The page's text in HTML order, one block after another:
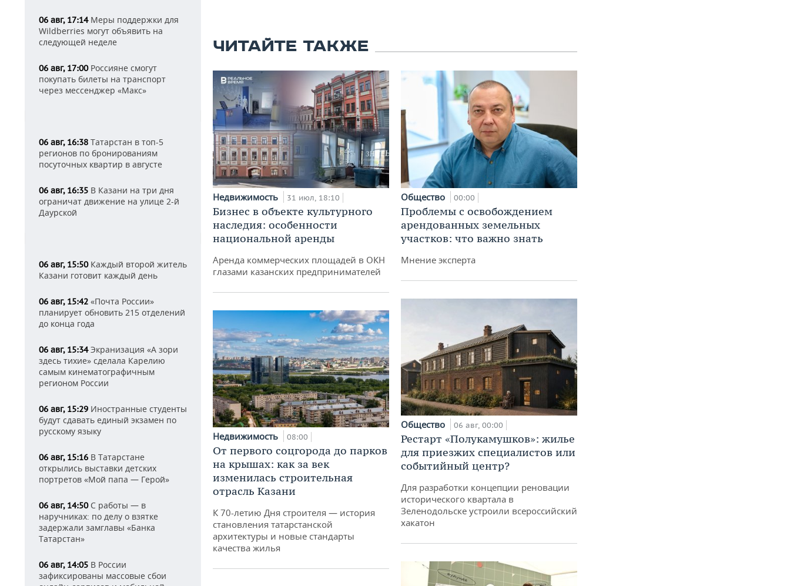
06 авг, 17:14Меры поддержки для
Wildberries могут объявить на
следующей неделе
06 авг, 17:00Россияне смогут
покупать билеты на транспорт
через мессенджер «Макс»
06 авг, 16:38 Татарстан в топ-5
регионов по бронированиям
посуточных квартир в августе
06 авг, 16:35 В Казани на три дня
ограничат движение на улице 2-й
Даурской
06 авг, 15:50Каждый второй житель
Казани готовит каждый день
06 авг, 15:42 «Почта России»
планирует обновить 215 отделений
до конца года
06 авг, 15:34Экранизация «А зори
здесь тихие» сделала Карелию
самым кинематографичным
регионом России
06 авг, 15:29 Иностранные студенты
будут сдавать единый экзамен по
русскому языку
06 авг, 15:16 В Татарстане
открылись выставки детских
портретов «Мой папа — Герой»
06 авг, 14:50С работы — в
наручниках: по делу о взятке
задержали замглавы «Банка
Татарстан»
06 авг, 14:05 В России
зафиксированы массовые сбои
ЧИТАЙТЕ ТАКЖЕ
Недвижимость 31 июл, 18:10
Бизнес в объекте культурного
наследия: особенности
национальной аренды
Аренда коммерческих площадей в ОКН
глазами казанских предпринимателей
Недвижимость 08:00
От первого соцгорода до парков
на крышах: как за век
изменилась строительная
отрасль Казани
К 70-летию Дня строителя — история
становления татарстанской
архитектуры и новые стандарты
качества жилья
Общество 00:00
Проблемы с освобождением
арендованных земельных
участков: что важно знать
Мнение эксперта
Общество 06 авг, 00:00
Рестарт «Полукамушков»: жилье
для приезжих специалистов или
событийный центр?
Для разработки концепции реновации
исторического квартала в
Зеленодольске устроили всероссийский
хакатон